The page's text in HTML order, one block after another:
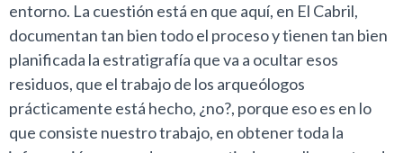
entorno. La cuestión está en que aquí, en El Cabril,
documentan tan bien todo el proceso y tienen tan bien
planificada la estratigrafía que va a ocultar esos
residuos, que el trabajo de los arqueólogos
prácticamente está hecho, ¿no?, porque eso es en lo
que consiste nuestro trabajo, en obtener toda la